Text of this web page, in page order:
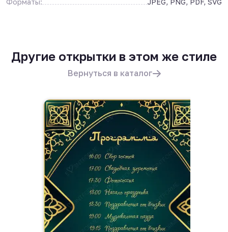
Форматы:
JPEG, PNG, PDF, SVG
Другие открытки в этом же стиле
Вернуться в каталог